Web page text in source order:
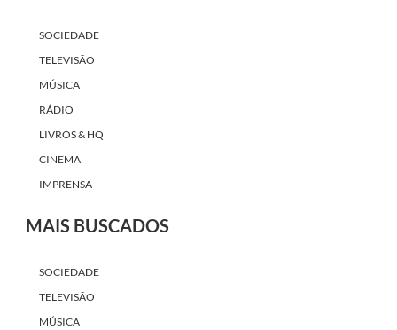
SOCIEDADE
TELEVISÃO
MÚSICA
RÁDIO
LIVROS & HQ
CINEMA
IMPRENSA
MAIS BUSCADOS
SOCIEDADE
TELEVISÃO
MÚSICA